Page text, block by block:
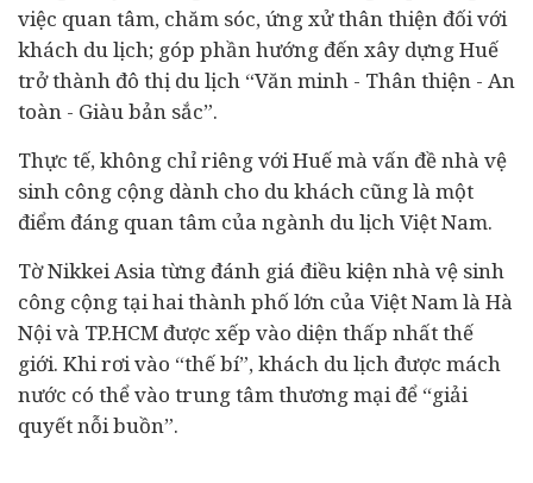
việc quan tâm, chăm sóc, ứng xử thân thiện đối với
khách du lịch; góp phần hướng đến xây dựng Huế
trở thành đô thị du lịch “Văn minh - Thân thiện - An
toàn - Giàu bản sắc”.
Thực tế, không chỉ riêng với Huế mà vấn đề nhà vệ
sinh công cộng dành cho du khách cũng là một
điểm đáng quan tâm của ngành du lịch Việt Nam.
Tờ Nikkei Asia từng đánh giá điều kiện nhà vệ sinh
công cộng tại hai thành phố lớn của Việt Nam là Hà
Nội và TP.HCM được xếp vào diện thấp nhất thế
giới. Khi rơi vào “thế bí”, khách du lịch được mách
nước có thể vào trung tâm thương mại để “giải
quyết nỗi buồn”.